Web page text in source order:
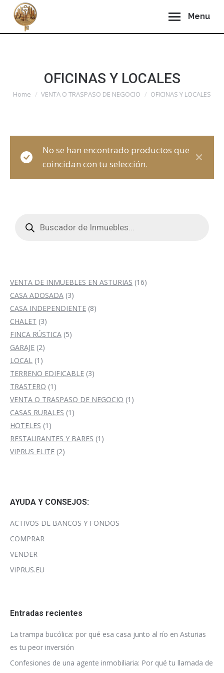
Menu
OFICINAS Y LOCALES
You are here:
Home VENTA O TRASPASO DE NEGOCIO OFICINAS Y LOCALES
No se han encontrado productos que
coincidan con tu selección.
productos
VENTA DE INMUEBLES EN ASTURIAS 1616
CASA ADOSADA 33
productos
CASA INDEPENDIENTE 88
CHALET 33
productos
FINCA RÚSTICA 55
GARAJE 22
productos
LOCAL 1 1
producto
TERRENO EDIFICABLE 33
TRASTERO 1 1
producto
VENTA O TRASPASO DE NEGOCIO 1 1
CASAS RURALES 1 1
HOTELES 1 1
producto
RESTAURANTES Y BARES 1 1
VIPRUS ELITE 22
AYUDA Y CONSEJOS:
ACTIVOS DE BANCOS Y FONDOS
COMPRAR
VENDER
VIPRUS.EU
Entradas recientes
La trampa bucólica: por qué esa casa junto al río en Asturias
es tu peor inversión
Confesiones de una agente inmobiliaria: Por qué tu llamada de